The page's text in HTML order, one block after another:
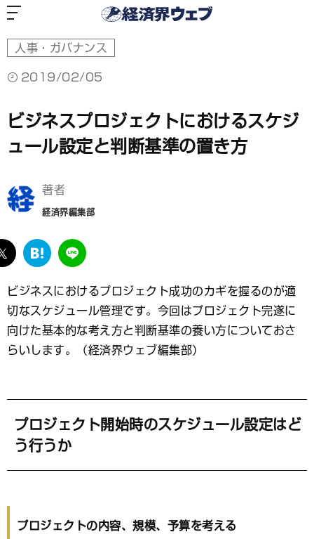
人事・ガバナンス
2019/02/05
ビジネスプロジェクトにおけるスケジ
ュール設定と判断基準の置き方
著者
経済界編集部
twitter
は
な
ブ
ッ
ク
マ
ー
LINE
ビジネスにおけるプロジェクト成功のカギを握るのが適
切なスケジュール管理です。今回はプロジェクト完遂に
向けた基本的な考え方と判断基準の養い方についておさ
らいします。（経済界ウェブ編集部）
プロジェクト開始時のスケジュール設定はど
う行うか
プロジェクトの内容、規模、予算を考える